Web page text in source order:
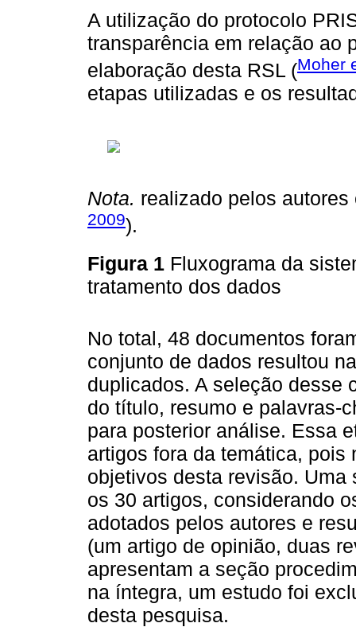
A utilização do protocolo
transparência em relação ao
elaboração desta RSL (Moher
etapas utilizadas e os
Nota. realizado pelos
2009).
Figura 1 Fluxograma da
tratamento dos dados
No total, 48 documentos
conjunto de dados resultou
duplicados. A seleção desse
do título, resumo e palavras-
para posterior análise. Essa
artigos fora da temática,
objetivos desta revisão.
os 30 artigos, considerando
adotados pelos autores e
(um artigo de opinião, duas
apresentam a seção
na íntegra, um estudo foi
desta pesquisa.